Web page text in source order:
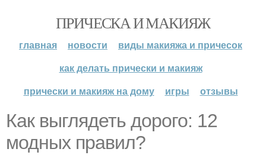
ПРИЧЕСКА И МАКИЯЖ
главная новости
виды макияжа и причесок
как делать прически и макияж
прически и макияж на дому
игры отзывы
Как выглядеть дорого: 12
модных правил?